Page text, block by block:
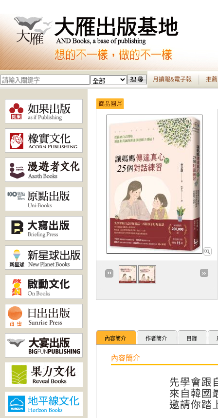
月讀報&電子報 推
內容簡介 作者簡介 目錄
內容簡介
先學會跟
來自韓國
邀請你踏